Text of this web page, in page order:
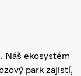
Náš ekosystém
park zajistí,